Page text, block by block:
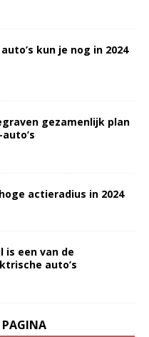
kun je nog in 2024
gezamenlijk plan
actieradius in 2024
is een van de
auto’s
PAGINA